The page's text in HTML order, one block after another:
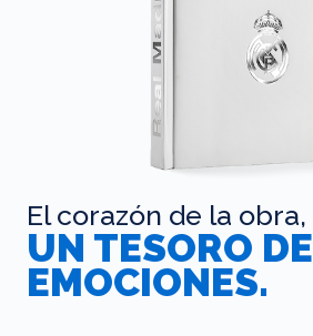
El corazón de la obra,
UN TESORO DE
EMOCIONES.